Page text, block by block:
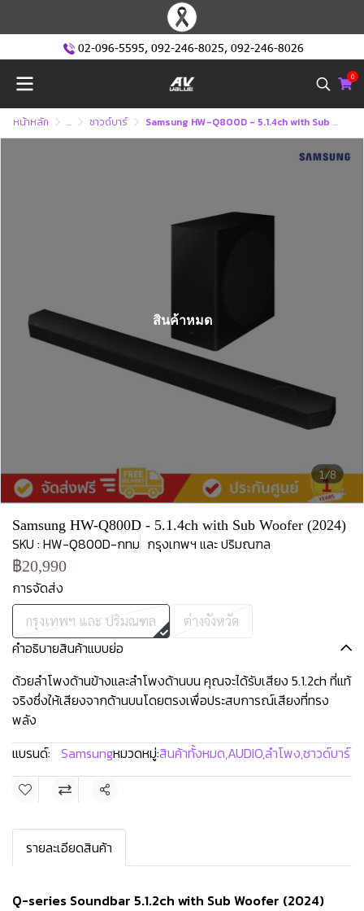
02-096-5595, 092-246-8025, 092-246-8026
0
หน้าหลัก ... ซาวด์บาร์ Samsung HW-Q800D - 5.1.4ch with Sub Woofer (2024)
1/8
สินค้าหมด
Samsung HW-Q800D - 5.1.4ch with Sub Woofer (2024)
SKU : HW-Q800D-กทม กรุงเทพฯ และ ปริมณฑล
฿20,990
การจัดส่ง
กรุงเทพฯ และ ปริมณฑล ต่างจังหวัด
คำอธิบายสินค้าแบบย่อ
ด้วยลำโพงด้านข้างและลำโพงด้านบน คุณจะได้รับเสียง 5.1.2ch ที่แท้
จริงซึ่งให้เสียงจากด้านบนโดยตรงเพื่อประสบการณ์เสียงที่ทรง
พลัง
แบรนด์: Samsungหมวดหมู่:สินค้าทั้งหมด,AUDIO,ลำโพง,ซาวด์บาร์
แชร์
รายละเอียดสินค้า
Q-series Soundbar 5.1.2ch with Sub Woofer (2024)